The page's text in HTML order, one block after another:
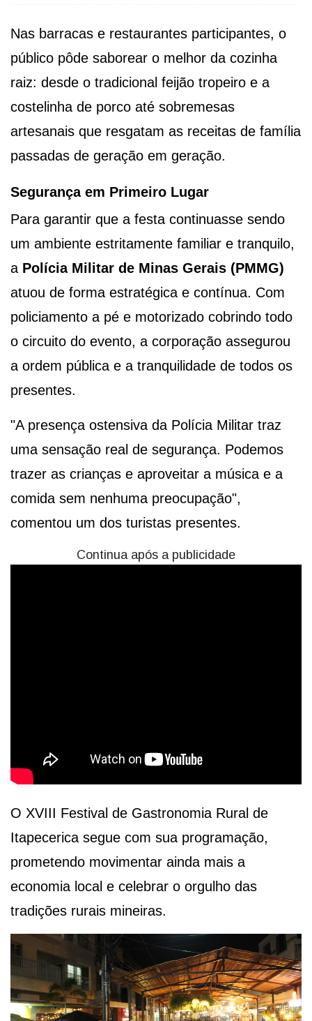
Nas barracas e restaurantes participantes, o
público pôde saborear o melhor da cozinha
raiz: desde o tradicional feijão tropeiro e a
costelinha de porco até sobremesas
artesanais que resgatam as receitas de família
passadas de geração em geração.
Segurança em Primeiro Lugar
Para garantir que a festa continuasse sendo
um ambiente estritamente familiar e tranquilo,
a Polícia Militar de Minas Gerais (PMMG)
atuou de forma estratégica e contínua. Com
policiamento a pé e motorizado cobrindo todo
o circuito do evento, a corporação assegurou
a ordem pública e a tranquilidade de todos os
presentes.
"A presença ostensiva da Polícia Militar traz
uma sensação real de segurança. Podemos
trazer as crianças e aproveitar a música e a
comida sem nenhuma preocupação",
comentou um dos turistas presentes.
Continua após a publicidade
O XVIII Festival de Gastronomia Rural de
Itapecerica segue com sua programação,
prometendo movimentar ainda mais a
economia local e celebrar o orgulho das
tradições rurais mineiras.